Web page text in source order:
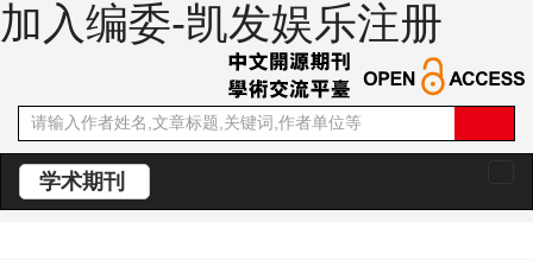
加入编委-凯发娱乐注册
学术期刊
换